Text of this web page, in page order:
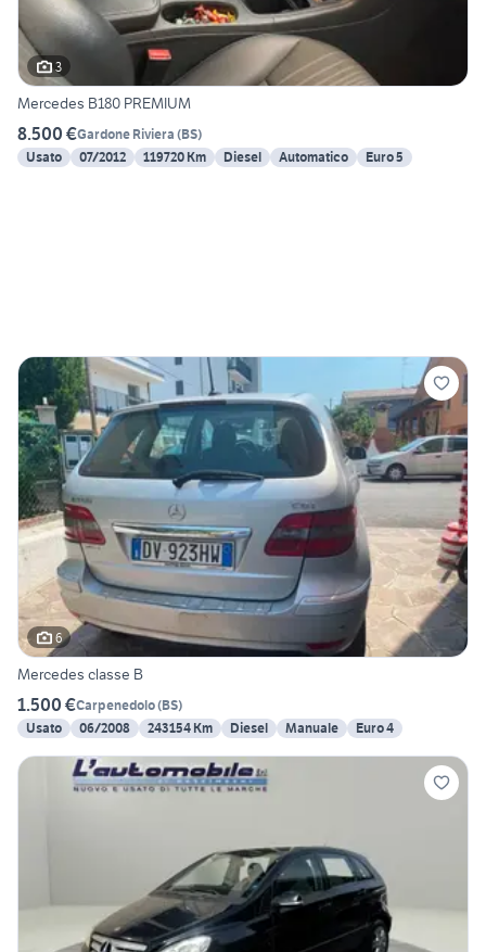
3
Mercedes B180 PREMIUM
8.500 €Gardone Riviera (BS)
Usato
07/2012 119720 Km Diesel Automatico Euro 5
6
Mercedes classe B
1.500 €Carpenedolo(BS)
Usato
06/2008 243154 Km Diesel Manuale Euro 4